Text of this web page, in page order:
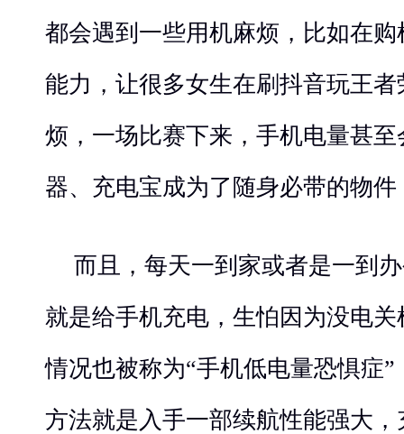
都会遇到一些用机麻烦，比如在
能力，让很多女生在刷抖音玩王
烦，一场比赛下来，手机电量甚
器、充电宝成为了随身必带的物
而且，每天一到家或者是一到
就是给手机充电，生怕因为没电
情况也被称为“手机低电量恐惧症
方法就是入手一部续航性能强大